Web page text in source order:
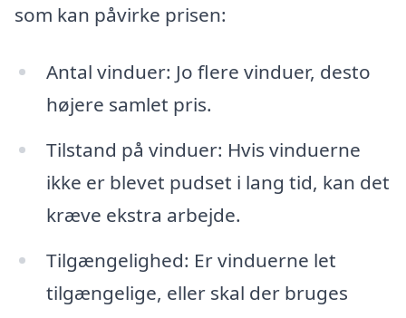
som kan påvirke prisen:
Antal vinduer: Jo flere vinduer, desto
højere samlet pris.
Tilstand på vinduer: Hvis vinduerne
ikke er blevet pudset i lang tid, kan det
kræve ekstra arbejde.
Tilgængelighed: Er vinduerne let
tilgængelige, eller skal der bruges